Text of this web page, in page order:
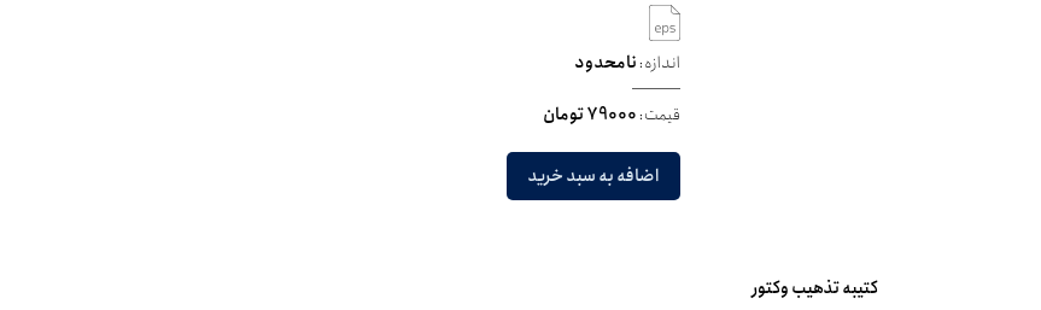
اندازه:نامحدود
قیمت:79000 تومان
اضافه به سبد خرید
کتیبه تذهیب وکتور